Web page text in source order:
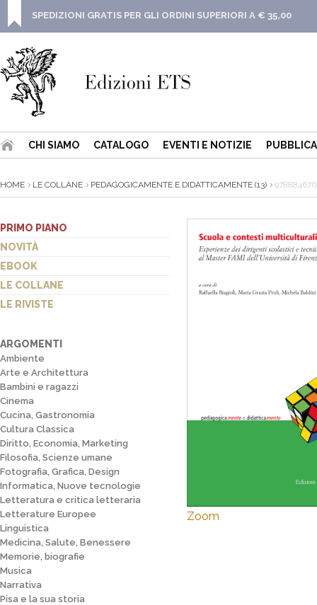
SPEDIZIONI GRATIS PER GLI ORDINI SUPERIORI A € 35,00
CHI SIAMO CATALOGO EVENTI E NOTIZIE
HOME LE COLLANE PEDAGOGICAMENTE E DIDATTICAMENTE (13)
PRIMO PIANO
NOVITÀ
EBOOK
LE COLLANE
LE RIVISTE
ARGOMENTI
Ambiente
Arte e Architettura
Bambini e ragazzi
Cinema
Cucina, Gastronomia
Cultura Classica
Diritto, Economia, Marketing
Filosofia, Scienze umane
Fotografia, Grafica, Design
Informatica, Nuove tecnologie
Letteratura e critica letteraria
Letterature Europee
Linguistica
Medicina, Salute, Benessere
Memorie, biografie
Musica
Narrativa
Pisa e la sua storia
Zoom